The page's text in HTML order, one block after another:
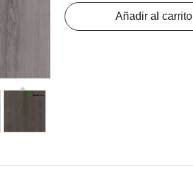
Añadir al carrito